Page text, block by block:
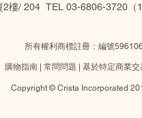
樓/ 204 TEL 03-6806-3720（
所有權利商標註冊：編號
購物指南 常問問題 基於特定商業
Copyright © Crista Incorporated